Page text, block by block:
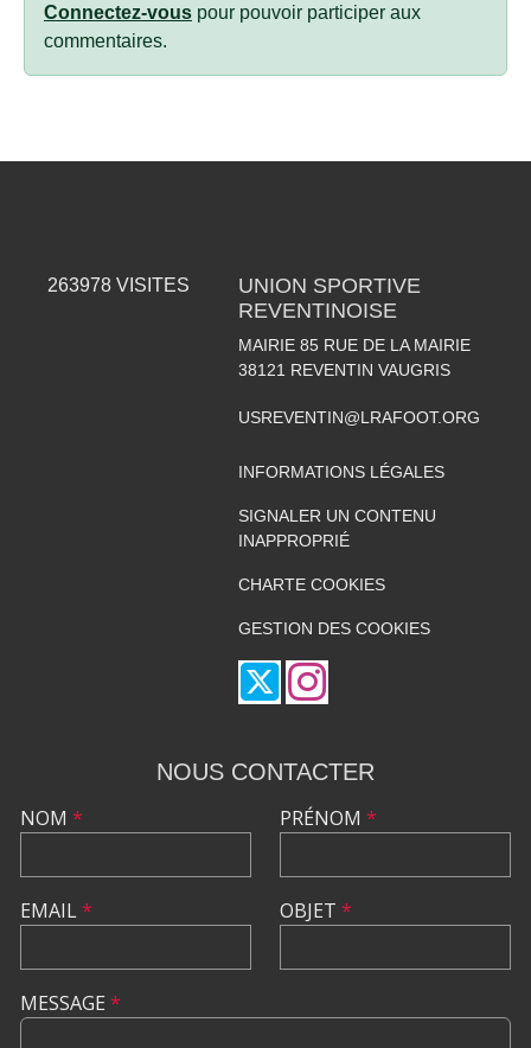
Connectez-vous pour pouvoir participer aux
commentaires.
263978 VISITES
UNION SPORTIVE
REVENTINOISE
MAIRIE 85 RUE DE LA MAIRIE
38121 REVENTIN VAUGRIS
USREVENTIN@LRAFOOT.ORG
INFORMATIONS LÉGALES
SIGNALER UN CONTENU
INAPPROPRIÉ
CHARTE COOKIES
GESTION DES COOKIES
NOUS CONTACTER
NOM *
EMAIL*
PRÉNOM *
OBJET *
MESSAGE *